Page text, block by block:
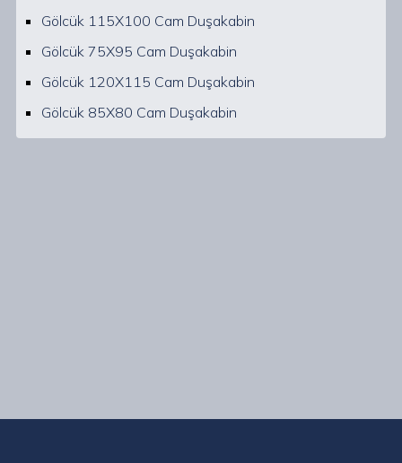
Gölcük 115X100 Cam Duşakabin
Gölcük 75X95 Cam Duşakabin
Gölcük 120X115 Cam Duşakabin
Gölcük 85X80 Cam Duşakabin